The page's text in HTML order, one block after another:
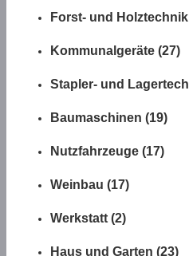
Forst- und Holztechnik
Kommunalgeräte (27)
Stapler- und
Baumaschinen (19)
Nutzfahrzeuge (17)
Weinbau (17)
Werkstatt (2)
Haus und Garten (23)